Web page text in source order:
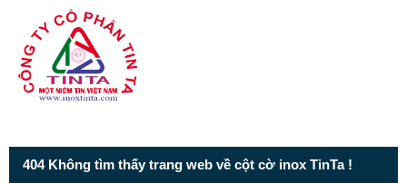
Từ mục này trở xuống là mã nguồn Zalo
404 Không tìm thấy trang web về cột cờ inox TinTa !